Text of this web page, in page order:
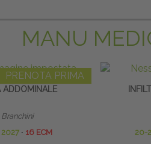
MANU
PRENOTA PRIMA
ADDOMINALE
2027 ∙ 16 ECM
20-